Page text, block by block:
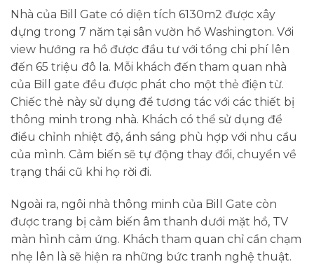
Nhà của Bill Gate có diện tích 6130m2 được xây
dựng trong 7 năm tại sân vườn hồ Washington. Với
view hướng ra hồ được đầu tư với tổng chi phí lên
đến 65 triệu đô la. Mỗi khách đến tham quan nhà
của Bill gate đều được phát cho một thẻ điện từ.
Chiếc thẻ này sử dụng để tương tác với các thiết bị
thông minh trong nhà. Khách có thể sử dụng để
điều chỉnh nhiệt độ, ánh sáng phù hợp với nhu cầu
của mình. Cảm biến sẽ tự động thay đổi, chuyển về
trạng thái cũ khi họ rời đi.
Ngoài ra, ngôi nhà thông minh của Bill Gate còn
được trang bị cảm biến âm thanh dưới mặt hồ, TV
màn hình cảm ứng. Khách tham quan chỉ cần chạm
nhẹ lên là sẽ hiện ra những bức tranh nghệ thuật.